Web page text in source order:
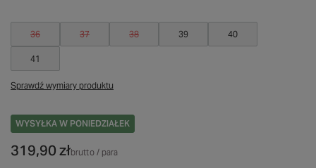
36 37 38 39 40
41
Sprawdź wymiary produktu
WYSYŁKA W PONIEDZIAŁEK
319,90 złbrutto/ para